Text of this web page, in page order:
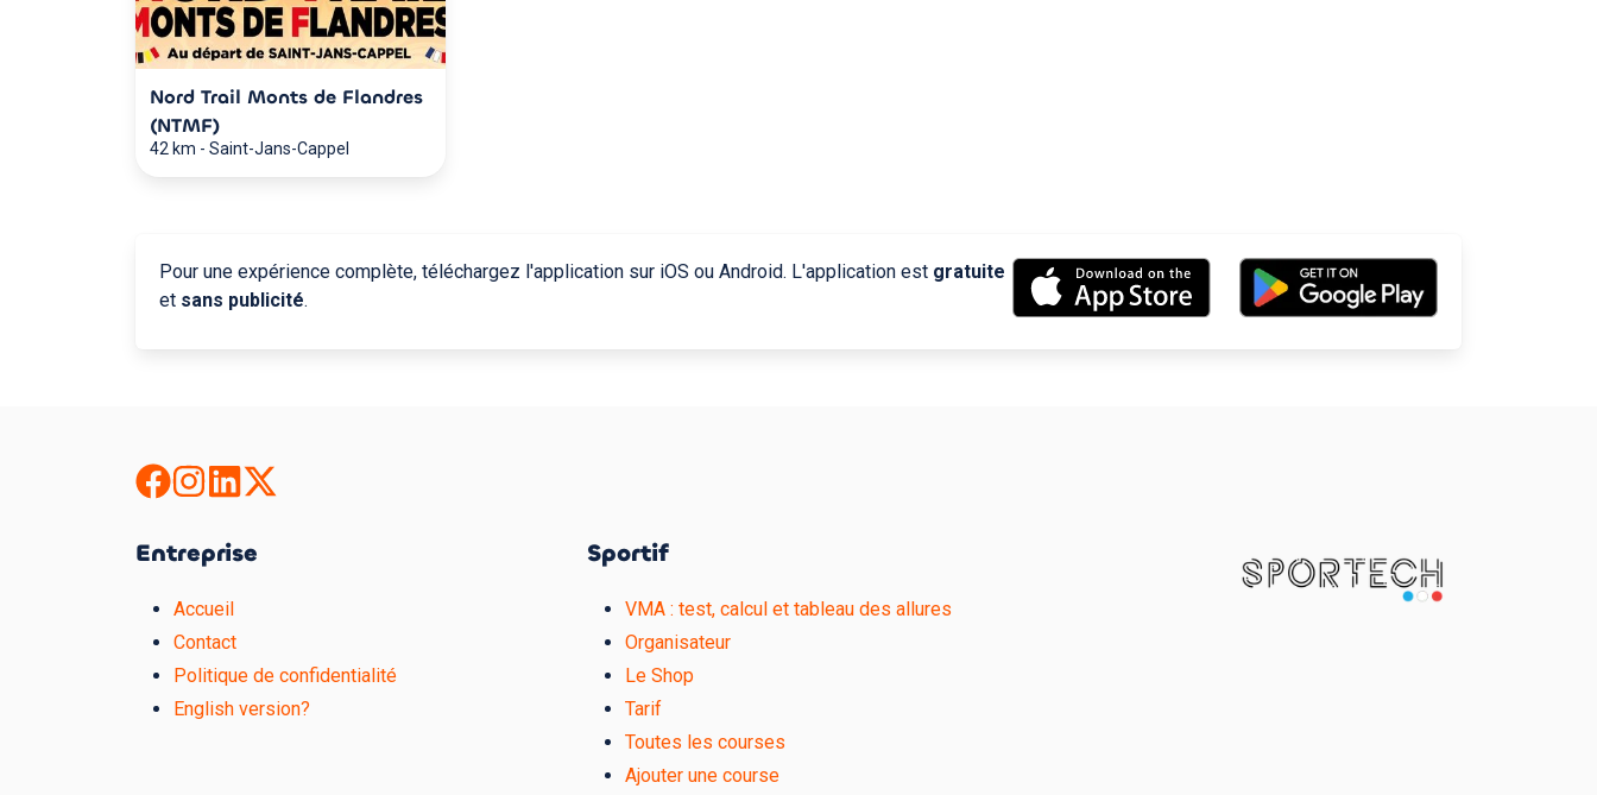
Nord Trail Monts de Flandres
(NTMF)
42 km - Saint-Jans-Cappel
Pour une expérience complète, téléchargez l'application sur iOS ou Android. L'application est gratuite
et sans publicité.
Entreprise
Accueil
Contact
Politique de confidentialité
English version?
Sportif
VMA : test, calcul et tableau des allures
Organisateur
Le Shop
Tarif
Toutes les courses
Ajouter une course